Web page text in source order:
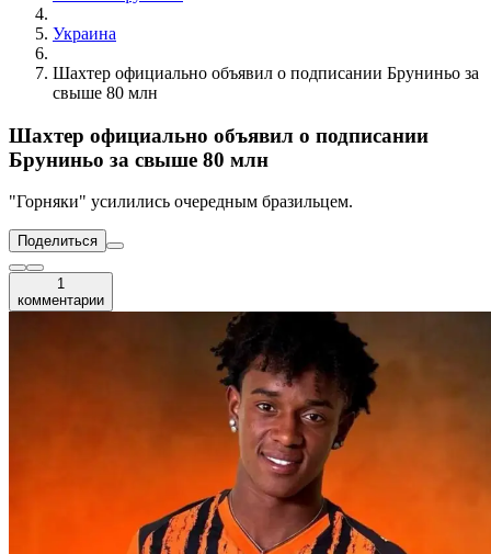
Украина
Шахтер официально объявил о подписании Бруниньо за
свыше 80 млн
Шахтер официально объявил о подписании
Бруниньо за свыше 80 млн
"Горняки" усилились очередным бразильцем.
Поделиться
1
комментарии